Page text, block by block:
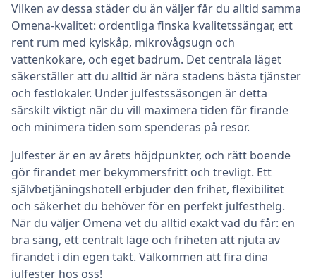
Vilken av dessa städer du än väljer får du alltid samma
Omena-kvalitet: ordentliga finska kvalitetssängar, ett
rent rum med kylskåp, mikrovågsugn och
vattenkokare, och eget badrum. Det centrala läget
säkerställer att du alltid är nära stadens bästa tjänster
och festlokaler. Under julfestssäsongen är detta
särskilt viktigt när du vill maximera tiden för firande
och minimera tiden som spenderas på resor.
Julfester är en av årets höjdpunkter, och rätt boende
gör firandet mer bekymmersfritt och trevligt. Ett
självbetjäningshotell erbjuder den frihet, flexibilitet
och säkerhet du behöver för en perfekt julfesthelg.
När du väljer Omena vet du alltid exakt vad du får: en
bra säng, ett centralt läge och friheten att njuta av
firandet i din egen takt. Välkommen att fira dina
julfester hos oss!